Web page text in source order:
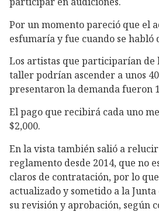
Por un momento pareció que el
esfumaría y fue cuando se habló
Los artistas que participarían de
taller podrían ascender a unos
presentaron la demanda fueron
El pago que recibirá cada uno
$2,000.
En la vista también salió a
reglamento desde 2014, que no
claros de contratación, por lo
actualizado y sometido a la
su revisión y aprobación, según